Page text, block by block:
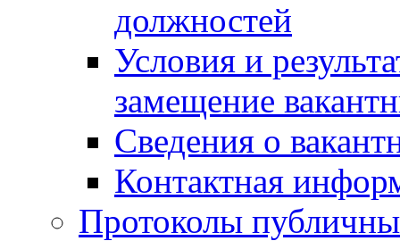
должностей
Условия и
замещение
Сведения о
Контактная
Протоколы